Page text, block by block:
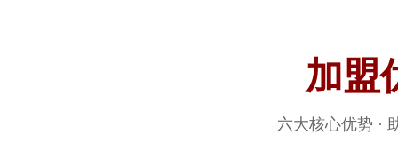
加盟
六大核心优势 ·